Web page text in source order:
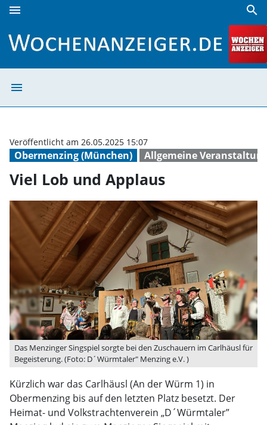
menu search
menu
Obermenzing (München) Allgemeine
Veröffentlicht am 26.05.2025 15:07
Viel Lob und Applaus
Das Menzinger Singspiel sorgte bei den Zuschauern im Carlhäusl für
Begeisterung. (Foto: D´Würmtaler" Menzing e.V. )
Kürzlich war das Carlhäusl (An der Würm 1) in
Obermenzing bis auf den letzten Platz besetzt. Der
Heimat- und Volkstrachtenverein „D´Würmtaler”